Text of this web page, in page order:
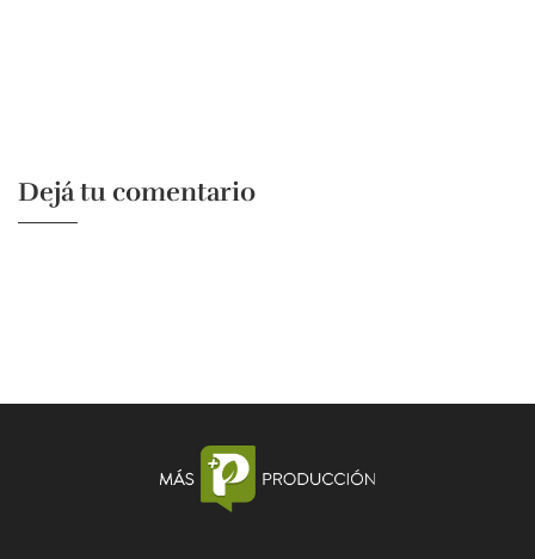
Dejá tu comentario